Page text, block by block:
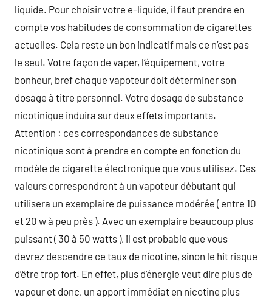
liquide. Pour choisir votre e-liquide, il faut prendre en
compte vos habitudes de consommation de cigarettes
actuelles. Cela reste un bon indicatif mais ce n’est pas
le seul. Votre façon de vaper, l’équipement, votre
bonheur, bref chaque vapoteur doit déterminer son
dosage à titre personnel. Votre dosage de substance
nicotinique induira sur deux effets importants.
Attention : ces correspondances de substance
nicotinique sont à prendre en compte en fonction du
modèle de cigarette électronique que vous utilisez. Ces
valeurs correspondront à un vapoteur débutant qui
utilisera un exemplaire de puissance modérée ( entre 10
et 20 w à peu près ). Avec un exemplaire beaucoup plus
puissant ( 30 à 50 watts ), il est probable que vous
devrez descendre ce taux de nicotine, sinon le hit risque
d’être trop fort. En effet, plus d’énergie veut dire plus de
vapeur et donc, un apport immédiat en nicotine plus